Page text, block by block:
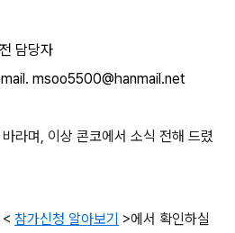
담당자
msoo5500@hanmail.net
라며, 이상 콘코에서 소식 전해 드렸
< 참가신청 알아보기 >에서 확인하실